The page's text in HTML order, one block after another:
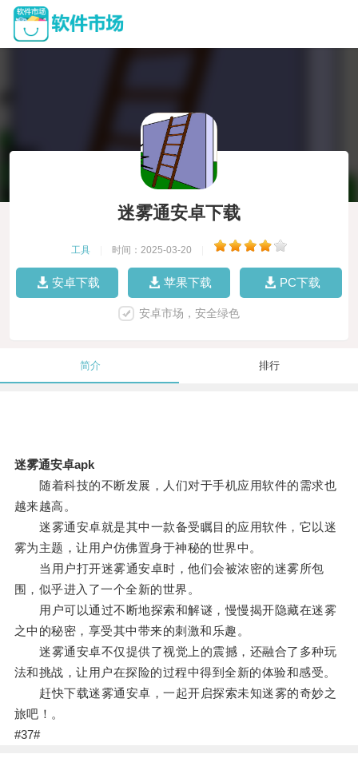
迷雾通安卓下载
工具 时间：2025-03-20
安卓下载 苹果下载 PC下载
安卓市场，安全绿色
简介 排行
迷雾通安卓apk
随着科技的不断发展，人们对于手机应用软件的需求也
越来越高。
迷雾通安卓就是其中一款备受瞩目的应用软件，它以迷
雾为主题，让用户仿佛置身于神秘的世界中。
当用户打开迷雾通安卓时，他们会被浓密的迷雾所包
围，似乎进入了一个全新的世界。
用户可以通过不断地探索和解谜，慢慢揭开隐藏在迷雾
之中的秘密，享受其中带来的刺激和乐趣。
迷雾通安卓不仅提供了视觉上的震撼，还融合了多种玩
法和挑战，让用户在探险的过程中得到全新的体验和感受。
赶快下载迷雾通安卓，一起开启探索未知迷雾的奇妙之
旅吧！。
#37#